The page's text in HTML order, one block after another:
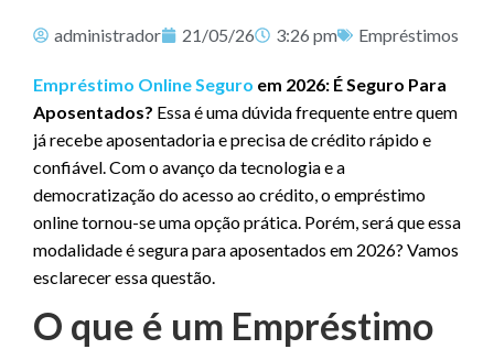
administrador 21/05/26 3:26 pm Empréstimos
Empréstimo Online Seguro em 2026: É Seguro Para
Aposentados? Essa é uma dúvida frequente entre quem
já recebe aposentadoria e precisa de crédito rápido e
confiável. Com o avanço da tecnologia e a
democratização do acesso ao crédito, o empréstimo
online tornou-se uma opção prática. Porém, será que essa
modalidade é segura para aposentados em 2026? Vamos
esclarecer essa questão.
O que é um Empréstimo